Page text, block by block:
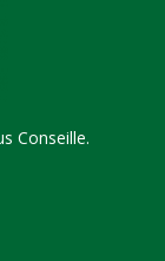
Conseille.